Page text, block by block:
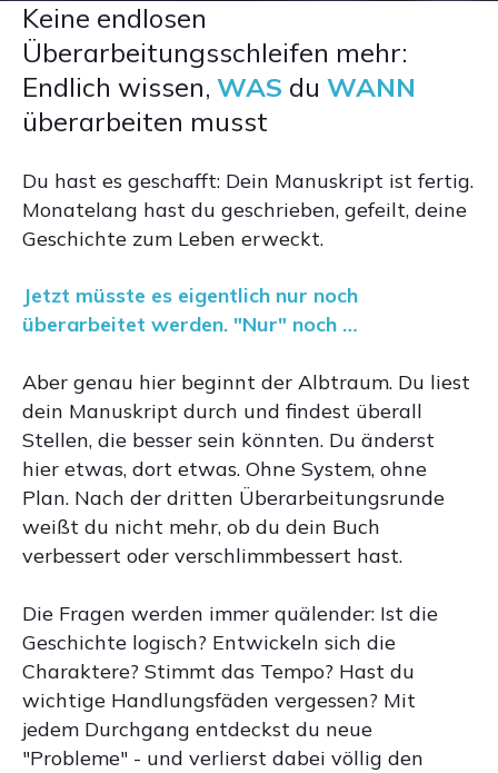
Keine endlosen
Überarbeitungsschleifen mehr:
Endlich wissen, WAS du WANN
überarbeiten musst
Du hast es geschafft: Dein Manuskript ist fertig.
Monatelang hast du geschrieben, gefeilt, deine
Geschichte zum Leben erweckt.
Jetzt müsste es eigentlich nur noch
überarbeitet werden. "Nur" noch …
Aber genau hier beginnt der Albtraum. Du liest
dein Manuskript durch und findest überall
Stellen, die besser sein könnten. Du änderst
hier etwas, dort etwas. Ohne System, ohne
Plan. Nach der dritten Überarbeitungsrunde
weißt du nicht mehr, ob du dein Buch
verbessert oder verschlimmbessert hast.
Die Fragen werden immer quälender: Ist die
Geschichte logisch? Entwickeln sich die
Charaktere? Stimmt das Tempo? Hast du
wichtige Handlungsfäden vergessen? Mit
jedem Durchgang entdeckst du neue
"Probleme" - und verlierst dabei völlig den